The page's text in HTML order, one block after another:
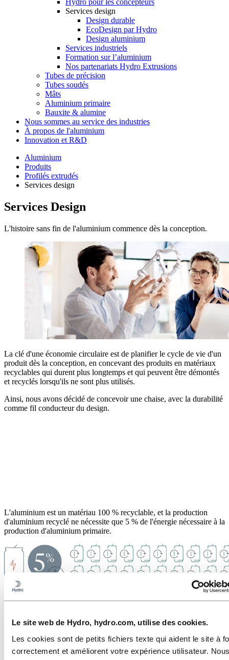
Le site web de Hydro, hydro.com, utilise des cookies.
Les cookies sont de petits fichiers texte qui aident le site à
correctement et améliorent votre expérience utilisateur.
Hydro pour les concepteurs
Services design
Design durable
EcoDesign par Hydro
Design aluminium
Services industriels
Formation sur l’aluminium
Nos partenariats Hydro Extrusions
Tubes de précision
Tubes soudés
Mâts
Aluminium primaire
Bauxite & alumine
Nous sommes au service des industries
À propos de l'aluminium
Innovation et R&D
Aluminium
Produits
Profilés extrudés
Services design
Services Design
L'histoire sans fin de l'aluminium commence dès la conception.
La clé d'une économie circulaire est de planifier le cycle de vie d'un
produit dès la conception, en concevant des produits en matériaux
recyclables qui durent plus longtemps et qui peuvent être démontés
et recyclés lorsqu'ils ne sont plus utilisés.
Ainsi, nous avons décidé de concevoir une chaise, avec la durabilité
comme fil conducteur du design.
L'aluminium est un matériau 100 % recyclable, et la production
d'aluminium recyclé ne nécessite que 5 % de l'énergie nécessaire à la
production d'aluminium primaire.
encore.
Les déchets d'aluminium post-consommation sont comme une
réserve d'énergie illimitée et jouent un rôle vital dans l'avenir de